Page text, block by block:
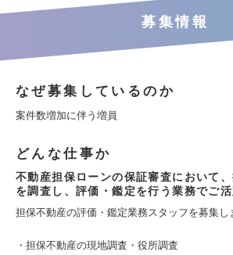
募集情報
なぜ募集しているのか
案件数増加に伴う増員
どんな仕事か
不動産担保ローンの保証審査において
を調査し、評価・鑑定を行う業務でご活
担保不動産の評価・鑑定業務スタッフを募集し
・担保不動産の現地調査・役所調査